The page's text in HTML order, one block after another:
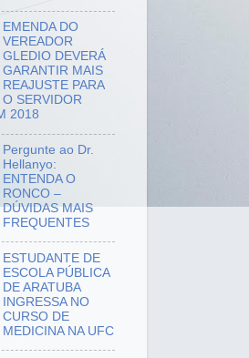
EMENDA DO
VEREADOR
GLEDIO DEVERÁ
GARANTIR MAIS
REAJUSTE PARA
O SERVIDOR
2018
Pergunte ao Dr.
Hellanyo:
ENTENDA O
RONCO –
DÚVIDAS MAIS
FREQUENTES
ESTUDANTE DE
ESCOLA PÚBLICA
DE ARATUBA
INGRESSA NO
CURSO DE
MEDICINA NA UFC